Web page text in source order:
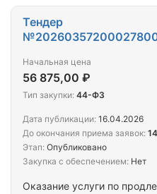
Оказание услуги по
Тендер
Начальная цена
56 875,00 ₽
Тип закупки: 44-ФЗ
Дата публикации: 16.04.2026
До окончания приема заявок:
Этап: Опубликовано
Закупка с обеспечением: Нет